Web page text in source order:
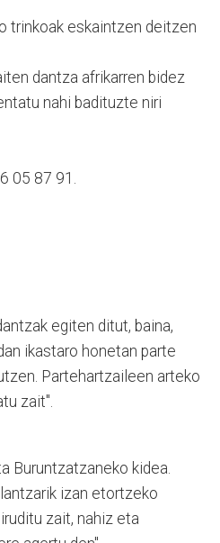
trinkoak eskaintzen deitzen
dantza afrikarren bidez
nahi badituzte niri
05 87 91.
egiten ditut, baina,
ikastaro honetan parte
Partehartzaileen arteko
zait".
Buruntzatzaneko kidea.
izan etortzeko
zait, nahiz eta